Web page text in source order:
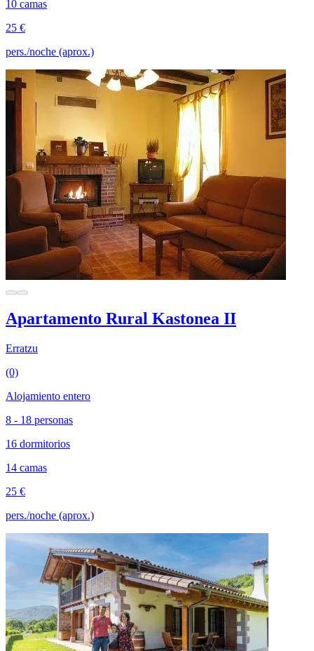
10 camas
25 €
pers./noche (aprox.)
Apartamento Rural Kastonea II
Erratzu
(0)
Alojamiento entero
8 - 18 personas
16 dormitorios
14 camas
25 €
pers./noche (aprox.)